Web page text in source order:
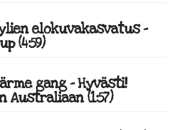
elokuvakasvatus –
(4:59)
gang – Hyvästi!
Australiaan (1:57)